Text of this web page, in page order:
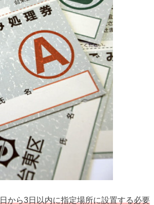
から3日以内に指定場所に設置する必要